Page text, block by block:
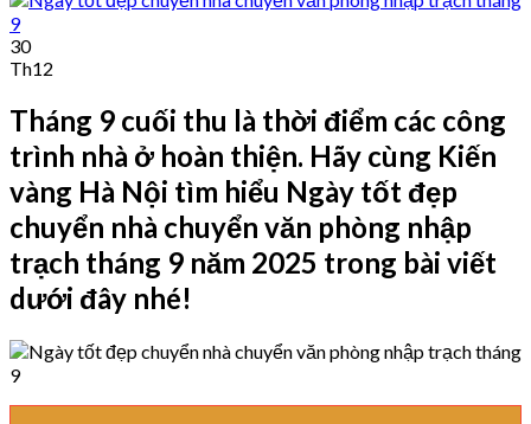
30
Th12
Tháng 9 cuối thu là thời điểm các công
trình nhà ở hoàn thiện. Hãy cùng Kiến
vàng Hà Nội tìm hiểu Ngày tốt đẹp
chuyển nhà chuyển văn phòng nhập
trạch tháng 9 năm 2025 trong bài viết
dưới đây nhé!